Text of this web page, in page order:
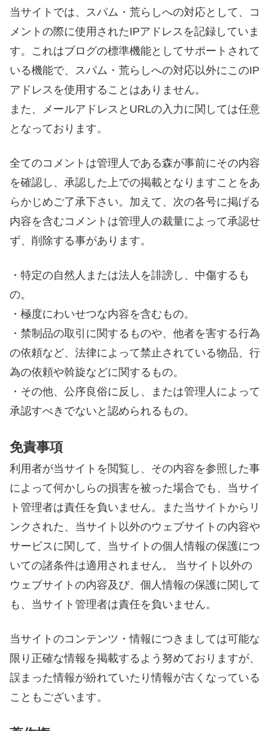
当サイトでは、スパム・荒らしへの対応として、コ
メントの際に使用されたIPアドレスを記録していま
す。これはブログの標準機能としてサポートされて
いる機能で、スパム・荒らしへの対応以外にこのIP
アドレスを使用することはありません。
また、メールアドレスとURLの入力に関しては任意
となっております。
全てのコメントは管理人である森が事前にその内容
を確認し、承認した上での掲載となりますことをあ
らかじめご了承下さい。加えて、次の各号に掲げる
内容を含むコメントは管理人の裁量によって承認せ
ず、削除する事があります。
・特定の自然人または法人を誹謗し、中傷するも
の。
・極度にわいせつな内容を含むもの。
・禁制品の取引に関するものや、他者を害する行為
の依頼など、法律によって禁止されている物品、行
為の依頼や斡旋などに関するもの。
・その他、公序良俗に反し、または管理人によって
承認すべきでないと認められるもの。
免責事項
利用者が当サイトを閲覧し、その内容を参照した事
によって何かしらの損害を被った場合でも、当サイ
ト管理者は責任を負いません。また当サイトからリ
ンクされた、当サイト以外のウェブサイトの内容や
サービスに関して、当サイトの個人情報の保護につ
いての諸条件は適用されません。 当サイト以外の
ウェブサイトの内容及び、個人情報の保護に関して
も、当サイト管理者は責任を負いません。
当サイトのコンテンツ・情報につきましては可能な
限り正確な情報を掲載するよう努めておりますが、
誤まった情報が紛れていたり情報が古くなっている
こともございます。